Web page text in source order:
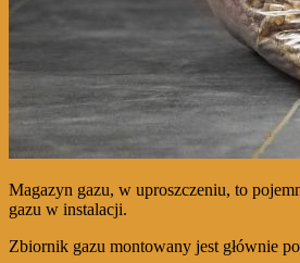
Magazyn gazu, w uproszczeniu, to
gazu w instalacji.
Zbiornik gazu montowany jest głównie